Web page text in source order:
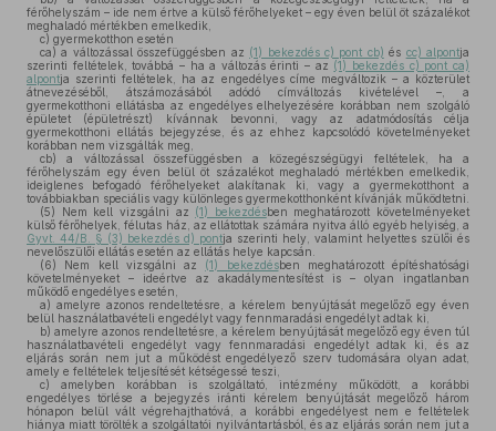
férőhelyszám – ide nem értve a külső férőhelyeket – egy éven belül öt százalékot
meghaladó mértékben emelkedik,
c) gyermekotthon esetén
ca) a változással összefüggésben az (1) bekezdés c) pont cb) és cc) alpontja
szerinti feltételek, továbbá – ha a változás érinti – az (1) bekezdés c) pont ca)
alpontja szerinti feltételek, ha az engedélyes címe megváltozik – a közterület
átnevezéséből, átszámozásából adódó címváltozás kivételével –, a
gyermekotthoni ellátásba az engedélyes elhelyezésére korábban nem szolgáló
épületet (épületrészt) kívánnak bevonni, vagy az adatmódosítás célja
gyermekotthoni ellátás bejegyzése, és az ehhez kapcsolódó követelményeket
korábban nem vizsgálták meg,
cb) a változással összefüggésben a közegészségügyi feltételek, ha a
férőhelyszám egy éven belül öt százalékot meghaladó mértékben emelkedik,
ideiglenes befogadó férőhelyeket alakítanak ki, vagy a gyermekotthont a
továbbiakban speciális vagy különleges gyermekotthonként kívánják működtetni.
(5) Nem kell vizsgálni az (1) bekezdésben meghatározott követelményeket
külső férőhelyek, félutas ház, az ellátottak számára nyitva álló egyéb helyiség, a
Gyvt. 44/B. § (3) bekezdés d) pontja szerinti hely, valamint helyettes szülői és
nevelőszülői ellátás esetén az ellátás helye kapcsán.
(6) Nem kell vizsgálni az (1) bekezdésben meghatározott építéshatósági
követelményeket – ideértve az akadálymentesítést is – olyan ingatlanban
működő engedélyes esetén,
a) amelyre azonos rendeltetésre, a kérelem benyújtását megelőző egy éven
belül használatbavételi engedélyt vagy fennmaradási engedélyt adtak ki,
b) amelyre azonos rendeltetésre, a kérelem benyújtását megelőző egy éven túl
használatbavételi engedélyt vagy fennmaradási engedélyt adtak ki, és az
eljárás során nem jut a működést engedélyező szerv tudomására olyan adat,
amely e feltételek teljesítését kétségessé teszi,
c) amelyben korábban is szolgáltató, intézmény működött, a korábbi
engedélyes törlése a bejegyzés iránti kérelem benyújtását megelőző három
hónapon belül vált végrehajthatóvá, a korábbi engedélyest nem e feltételek
hiánya miatt törölték a szolgáltatói nyilvántartásból, és az eljárás során nem jut a